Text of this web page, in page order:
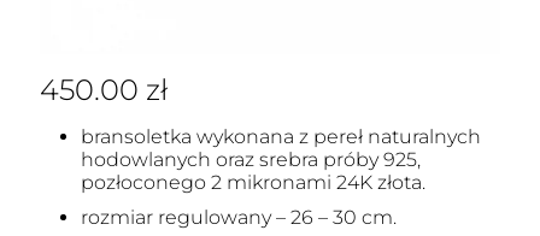
450.00 zł
bransoletka wykonana z pereł naturalnych
hodowlanych oraz srebra próby 925,
pozłoconego 2 mikronami 24K złota.
rozmiar regulowany – 26 – 30 cm.